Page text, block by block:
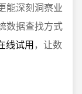
能深刻洞察业
数据查找方式
线试用，让数